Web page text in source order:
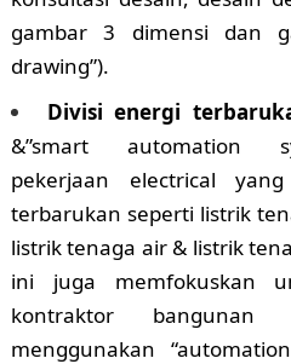
gambar 3 dimensi dan
drawing”).
Divisi energi
&”smart automation
pekerjaan electrical
terbarukan seperti listrik
listrik tenaga air & listrik
ini juga memfokuskan
kontraktor
menggunakan